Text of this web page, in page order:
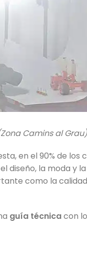
Camins al
en el 90% de los
diseño, la moda y la
como la
guía técnicacon